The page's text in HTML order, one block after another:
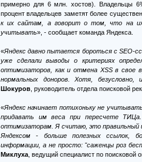
примерно для 6 млн. хостов). Владельцы
процент владельцев заметят более
к их сайтам, а говорит о том, что на
учитывать», - сообщает команда Яндекса.
«Яндекс давно пытается бороться с SEO-
уже сделали выводы о критериях
оптимизаторов, как и отмена XSS в свое
нормальных доноров. Хотя, безусловно,
Шокуров , руководитель отдела поисковой
«Яндекс начинает потихоньку не
придавать им веса при пересчете
оптимизаторам. Я считаю, это
Яндексом - больше полезных ссылок,
информации, а не просто: "саженцы роз
Миклуха , ведущий специалист по поисковой